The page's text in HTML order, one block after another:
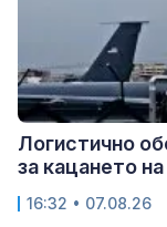
Логистично
за кацането
16:32 • 07.08.26